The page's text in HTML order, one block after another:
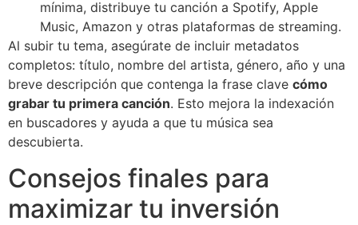
mínima, distribuye tu canción a Spotify, Apple
Music, Amazon y otras plataformas de streaming.
Al subir tu tema, asegúrate de incluir metadatos
completos: título, nombre del artista, género, año y una
breve descripción que contenga la frase clave cómo
grabar tu primera canción. Esto mejora la indexación
en buscadores y ayuda a que tu música sea
descubierta.
Consejos finales para
maximizar tu inversión